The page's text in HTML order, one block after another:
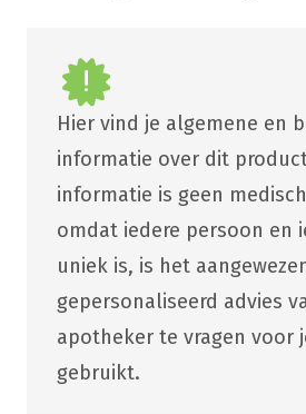
Hier vind je algemene en
informatie over dit
informatie is geen
omdat iedere persoon en
uniek is, is het
gepersonaliseerd advies
apotheker te vragen voor
gebruikt.